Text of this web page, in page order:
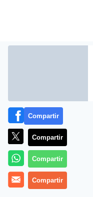
Más información
Compartir
Compartir
Compartir
Compartir